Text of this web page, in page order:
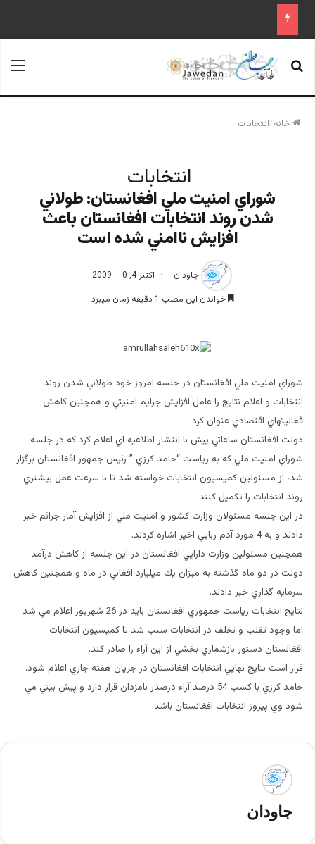
جستجو برای
خانه/انتخابات
انتخابات
شوراي امنيت ملي افغانستان: طولاني
شدن روند انتخابات افغانستان باعث
افزايش ناامني شده است
جاودان اکتبر 4, 2009
0
خواندن این مطلب 1 دقیقه زمان میبرد
شوراي امنيت ملي افغانستان در جلسه امروز خود طولاني شدن روند
انتخابات و اعلام نتايج را عامل افزايش جرايم امنيتي و همچنين كاهش
فعاليتهاي اقتصادي عنوان كرد.
دولت افغانستان ساعاتي پيش با انتشار اطلاعيه ا‌‌‌ي اعلام كرد كه در جلسه
شوراي امنيت ملي كه به رياست “حامد كرزي ” رئيس جمهور افغانستان برگزار
شد، از مسئولين كميسيون انتخابات خواسته شد تا با سرعت عمل بيشتري
روند انتخابات را تكميل كنند.
در اين جلسه مسئولان وزارت كشور و امنيت ملي از افزايش آمار جرائم خبر
دادند و به 4 مورد آدم ربايي اخير اشاره كردند.
همچنين مسئولين وزارت دارايي افغانستان در اين جلسه از كاهش درآمد
دولت در دو ماه گذشته به ميزان يك ميليارد افغاني در ماه و همچنين كاهش
سرمايه گذاري خبر دادند.
نتايج انتخابات رياست جمهوري افغانستان بايد در 26 شهريور اعلام مي شد
اما وجود تقلب و تخلف در انتخابات سبب شد تا كميسيون انتخابات
افغانستان دستور بازشماري بخشي از اين آراء را صادر كند.
قرار است نتايج نهايي انتخابات افغانستان در جريان هفته جاري اعلام شود.
حامد كرزي با كسب 54 درصد آراء درصدر نامزدان قرار دارد و پيش بيني مي
شود وي پيروز انتخابات افغانستان باشد.
جاودان